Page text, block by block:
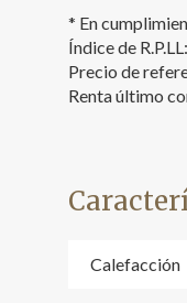
* En
Índice de
Precio de
Renta último
Calefacción